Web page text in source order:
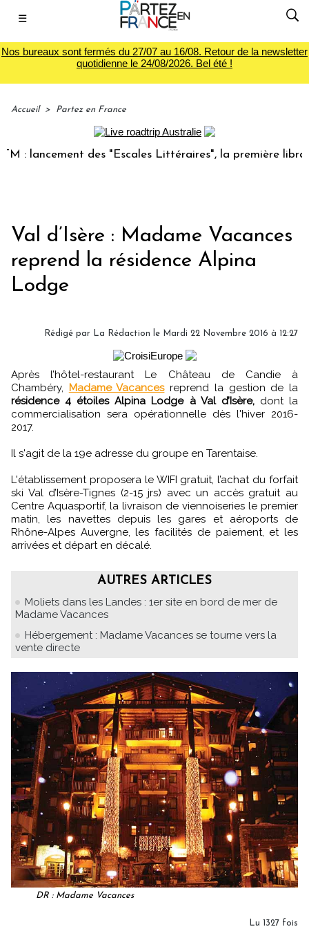
☰
Nos bureaux sont fermés du 27/07 au 16/08. Retour de la newsletter
quotidienne le 24/08/2026. Bel été !
Accueil > Partez en France
lancement des "Escales Littéraires", la première librairie
Val d’Isère : Madame Vacances
reprend la résidence Alpina
Lodge
Rédigé par La Rédaction le Mardi 22 Novembre 2016 à 12:27
Après l’hôtel-restaurant Le Château de Candie à
Chambéry, Madame Vacancesreprend la gestion de la
résidence 4 étoiles Alpina Lodge à Val d’Isère,dont la
commercialisation sera opérationnelle dès l'hiver 2016-
2017.
Il s'agit de la 19e adresse du groupe en Tarentaise.
L'établissement proposera le WIFI gratuit, l’achat du forfait
ski Val d’Isère-Tignes (2-15 jrs) avec un accès gratuit au
Centre Aquasportif, la livraison de viennoiseries le premier
matin, les navettes depuis les gares et aéroports de
Rhône-Alpes Auvergne, les facilités de paiement, et les
arrivées et départ en décalé.
AUTRES ARTICLES
Moliets dans les Landes : 1er site en bord de mer de
Madame Vacances
Hébergement : Madame Vacances se tourne vers la
vente directe
DR : Madame Vacances
Lu 1327 fois